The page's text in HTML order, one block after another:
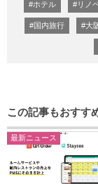
#ホテル #リノ
#国内旅行 #大
この記事もおすす
最新ニュース